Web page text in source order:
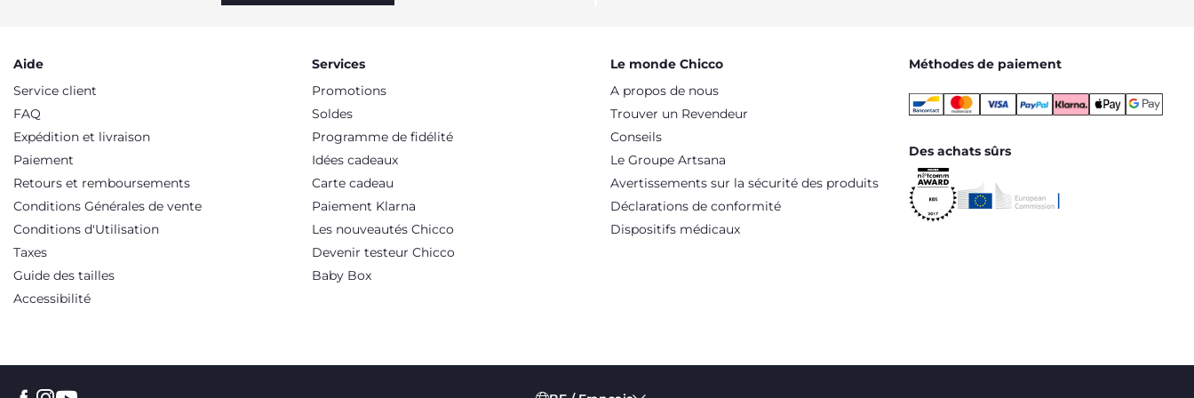
Aide
Service client
FAQ
Expédition et livraison
Paiement
Retours et remboursements
Conditions Générales de vente
Conditions d'Utilisation
Taxes
Guide des tailles
Accessibilité
Services
Promotions
Soldes
Programme de fidélité
Idées cadeaux
Carte cadeau
Paiement Klarna
Les nouveautés Chicco
Devenir testeur Chicco
Baby Box
Le monde Chicco
A propos de nous
Trouver un Revendeur
Conseils
Le Groupe Artsana
Avertissements sur la sécurité des produits
Déclarations de conformité
Dispositifs médicaux
Méthodes de paiement
Des achats sûrs